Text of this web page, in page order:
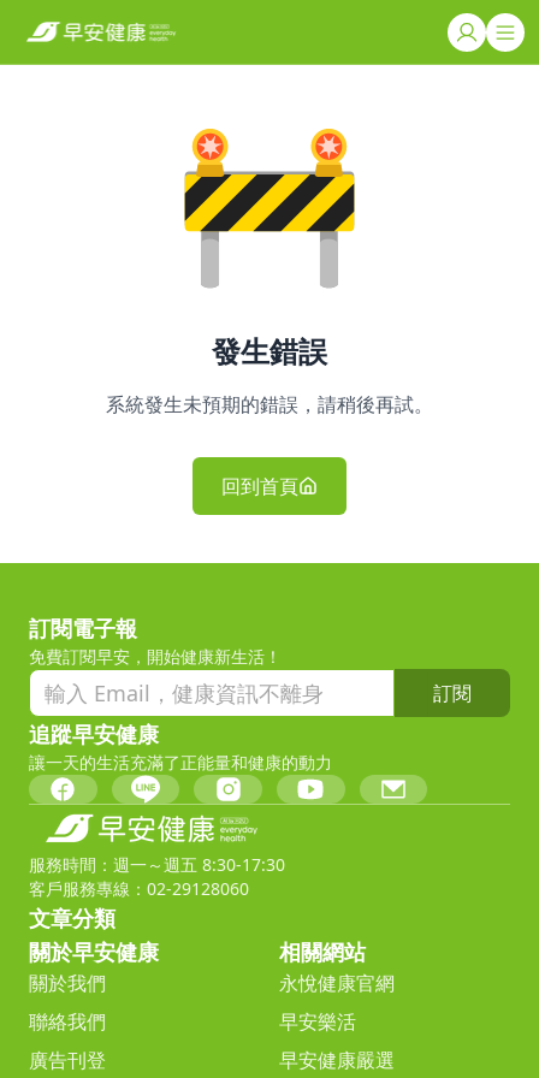
發生錯誤
系統發生未預期的錯誤，請稍後再試。
回到首頁
訂閱電子報
免費訂閱早安，開始健康新生活！
訂閱
追蹤早安健康
讓一天的生活充滿了正能量和健康的動力
服務時間：週一～週五 8:30-17:30
客戶服務專線：02-29128060
文章分類
關於早安健康
關於我們
聯絡我們
廣告刊登
相關網站
永悅健康官網
早安樂活
早安健康嚴選